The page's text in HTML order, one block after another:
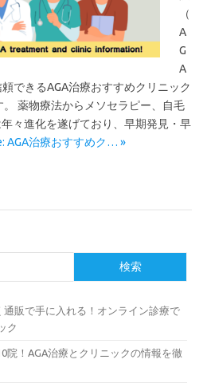
（
A
G
A
できるAGA治療おすすめクリニック
薬物療法からメソセラピー、自毛
々進化を遂げており、早期発見・早
AGA治療おすすめク… »
検索
販で手に入れる！オンライン診療で
ク
院！AGA治療とクリニックの情報を徹